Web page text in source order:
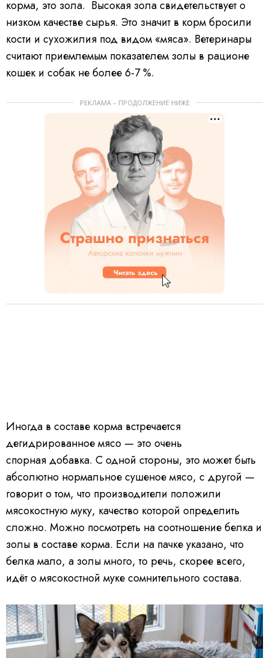
корма, это зола. Высокая зола свидетельствует о
низком качестве сырья. Это значит в корм бросили
кости и сухожилия под видом «мяса». Ветеринары
считают приемлемым показателем золы в рационе
кошек и собак не более 6-7 %.
РЕКЛАМА – ПРОДОЛЖЕНИЕ НИЖЕ
Иногда в составе корма встречается
дегидрированное мясо — это очень
спорная добавка. С одной стороны, это может быть
абсолютно нормальное сушеное мясо, с другой —
говорит о том, что производители положили
мясокостную муку, качество которой определить
сложно. Можно посмотреть на соотношение белка и
золы в составе корма. Если на пачке указано, что
белка мало, а золы много, то речь, скорее всего,
идёт о мясокостной муке сомнительного состава.